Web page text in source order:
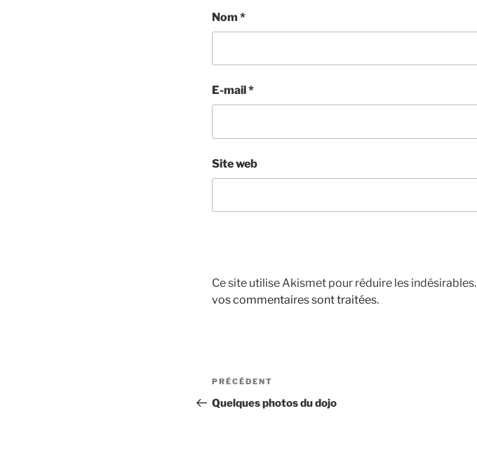
Nom *
E-mail *
Site web
Ce site utilise Akismet pour réduire les indésirables.
vos commentaires sont traitées.
Navigation
de
Article
précédent
PRÉCÉDENT
Quelques photos du dojo